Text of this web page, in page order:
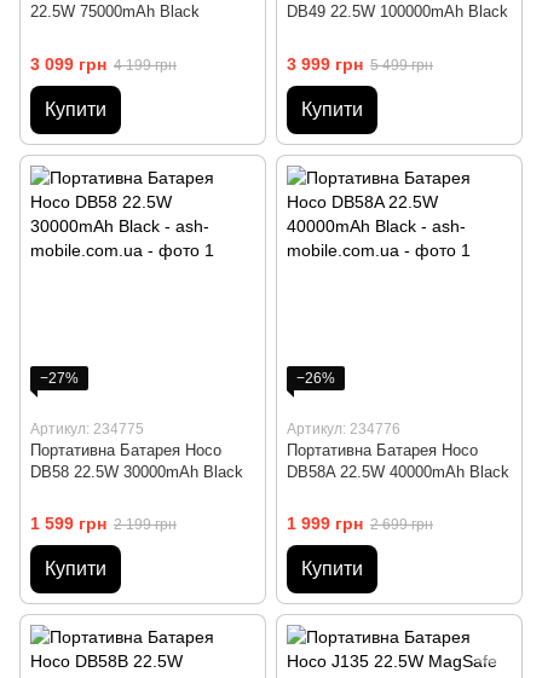
22.5W 75000mAh Black
3 099 грн 4 199 грн
Купити
DB49 22.5W 100000mAh Black
3 999 грн 5 499 грн
Купити
−27%
Артикул: 234775
Портативна Батарея Hoco
DB58 22.5W 30000mAh Black
1 599 грн 2 199 грн
Купити
−26%
Артикул: 234776
Портативна Батарея Hoco
DB58A 22.5W 40000mAh Black
1 999 грн 2 699 грн
Купити